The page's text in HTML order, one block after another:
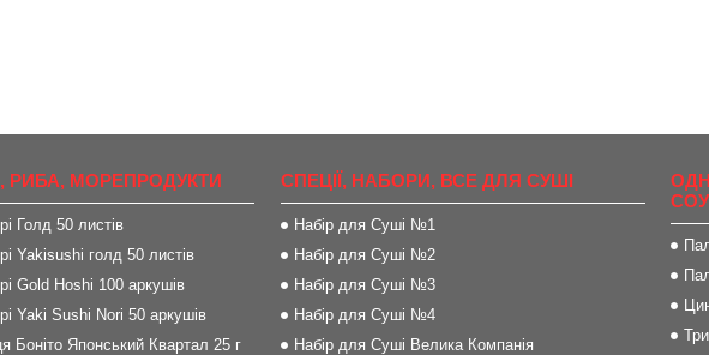
РИБА, МОРЕПРОДУКТИ
Голд 50 листів
Yakisushi голд 50 листів
Gold Hoshi 100 аркушів
Yaki Sushi Nori 50 аркушів
Боніто Японський Квартал 25 г
СПЕЦІЇ, НАБОРИ, ВСЕ ДЛЯ СУШІ
Набір для Суші №1
Набір для Суші №2
Набір для Суші №3
Набір для Суші №4
Набір для Суші Велика Компанія